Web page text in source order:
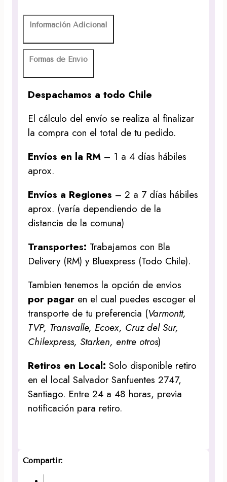
Información Adicional
Formas de Envío
Despachamos a todo Chile
El cálculo del envío se realiza al finalizar
la compra con el total de tu pedido.
Envíos en la RM – 1 a 4 días hábiles
aprox.
Envíos a Regiones – 2 a 7 días hábiles
aprox. (varía dependiendo de la
distancia de la comuna)
Transportes: Trabajamos con Bla
Delivery (RM) y Bluexpress (Todo Chile).
Tambien tenemos la opción de envios
por pagar en el cual puedes escoger el
transporte de tu preferencia (Varmontt,
TVP, Transvalle, Ecoex, Cruz del Sur,
Chilexpress, Starken, entre otros)
Retiros en Local:Solo disponible retiro
en el local Salvador Sanfuentes 2747,
Santiago. Entre 24 a 48 horas, previa
notificación para retiro.
Compartir: